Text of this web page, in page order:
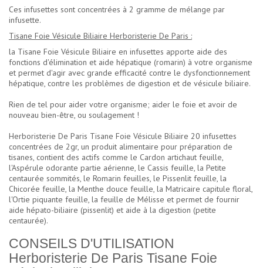
Ces infusettes sont concentrées à 2 gramme de mélange par
infusette.
Tisane Foie Vésicule Biliaire Herboristerie De Paris :
la Tisane Foie Vésicule Biliaire en infusettes apporte aide des
fonctions d'élimination et aide hépatique (romarin) à votre organisme
et permet d'agir avec grande efficacité contre le dysfonctionnement
hépatique, contre les problèmes de digestion et de vésicule biliaire.
Rien de tel pour aider votre organisme; aider le foie et avoir de
nouveau bien-être, ou soulagement !
Herboristerie De Paris Tisane Foie Vésicule Biliaire 20 infusettes
concentrées de 2gr, un produit alimentaire pour préparation de
tisanes, contient des actifs comme le Cardon artichaut feuille,
l'Aspérule odorante partie aérienne, le Cassis feuille, la Petite
centaurée sommités, le Romarin feuilles, le Pissenlit feuille, la
Chicorée feuille, la Menthe douce feuille, la Matricaire capitule floral,
l'Ortie piquante feuille, la feuille de Mélisse et permet de fournir
aide hépato-biliaire (pissenlit) et aide à la digestion (petite
centaurée).
CONSEILS D'UTILISATION
Herboristerie De Paris Tisane Foie